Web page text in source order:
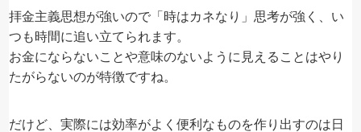
拝金主義思想が強いので「時はカネなり」思考が強く、い
つも時間に追い立てられます。
お金にならないことや意味のないように見えることはやり
たがらないのが特徴ですね。
だけど、実際には効率がよく便利なものを作り出すのは日